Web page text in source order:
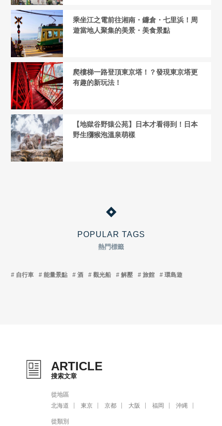
POPULAR TAGS
熱門標籤
自行車 能量景點 酒 觀光船 解壓 旅館 環島遊
乘坐江之電前往湘南・鐮倉・七里浜！周
遊當地人聚集的美景・美食景點
爬樓梯一路登頂東京塔！？發現東京塔更
有趣的新玩法！
【地獄谷野猿公苑】日本才看得到！日本
野生獼猴泡溫泉萌樣
ARTICLE
搜索文章
從地區
北海道
東京 京都 大阪 福岡 沖縄
從類別